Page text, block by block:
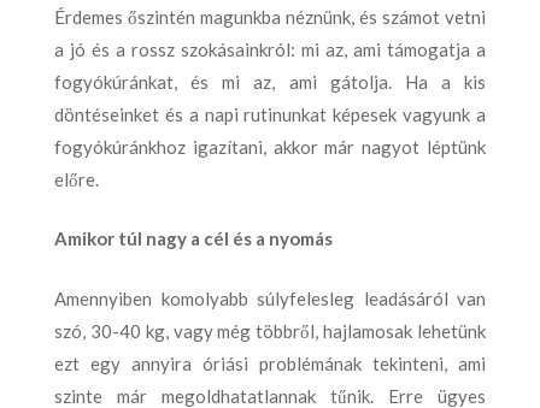
Érdemes őszintén magunkba néznünk, és számot vetni
a jó és a rossz szokásainkról: mi az, ami támogatja a
fogyókúránkat, és mi az, ami gátolja. Ha a kis
döntéseinket és a napi rutinunkat képesek vagyunk a
fogyókúránkhoz igazítani, akkor már nagyot léptünk
előre.
Amikor túl nagy a cél és a nyomás
Amennyiben komolyabb súlyfelesleg leadásáról van
szó, 30-40 kg, vagy még többről, hajlamosak lehetünk
ezt egy annyira óriási problémának tekinteni, ami
szinte már megoldhatatlannak tűnik. Erre ügyes